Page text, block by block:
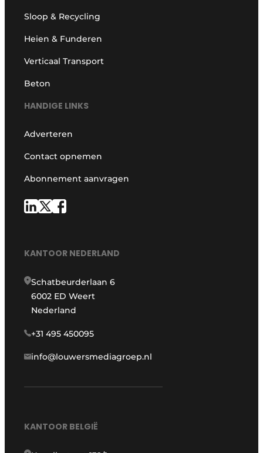
Sloop & Recycling
Heien & Funderen
Verticaal Transport
Beton
HANDIGE LINKS
Adverteren
Contact opnemen
Abonnement aanvragen
KANTOOR NEDERLAND
Schatbeurderlaan 6
6002 ED Weert
Nederland
+31 495 450095
info@louwersmediagroep.nl
KANTOOR BELGIË